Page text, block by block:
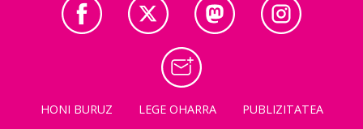
HONI BURUZ LEGE OHARRA
PUBLIZITATEA